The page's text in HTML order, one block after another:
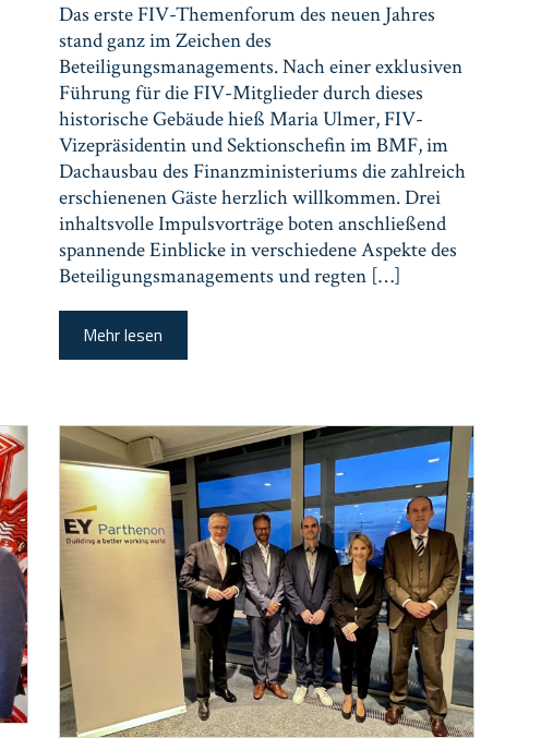
Das erste FIV-Themenforum des neuen Jahres
stand ganz im Zeichen des
Beteiligungsmanagements. Nach einer exklusiven
Führung für die FIV-Mitglieder durch dieses
historische Gebäude hieß Maria Ulmer, FIV-
Vizepräsidentin und Sektionschefin im BMF, im
Dachausbau des Finanzministeriums die zahlreich
erschienenen Gäste herzlich willkommen. Drei
inhaltsvolle Impulsvorträge boten anschließend
spannende Einblicke in verschiedene Aspekte des
Beteiligungsmanagements und regten […]
Mehr lesen